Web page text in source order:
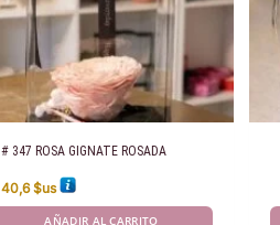
# 347 ROSA GIGNATE ROSADA
40,6$us
AÑADIR AL CARRITO